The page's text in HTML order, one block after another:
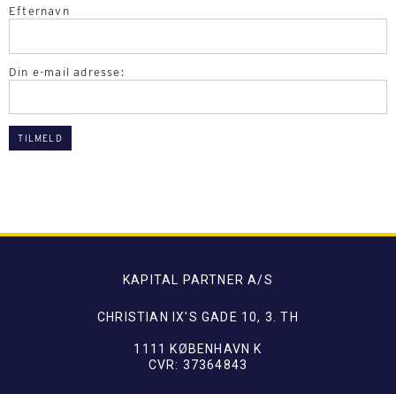
Efternavn
Din e-mail adresse:
KAPITAL PARTNER A/S
CHRISTIAN IX'S GADE 10, 3. TH
1111 KØBENHAVN K
CVR: 37364843